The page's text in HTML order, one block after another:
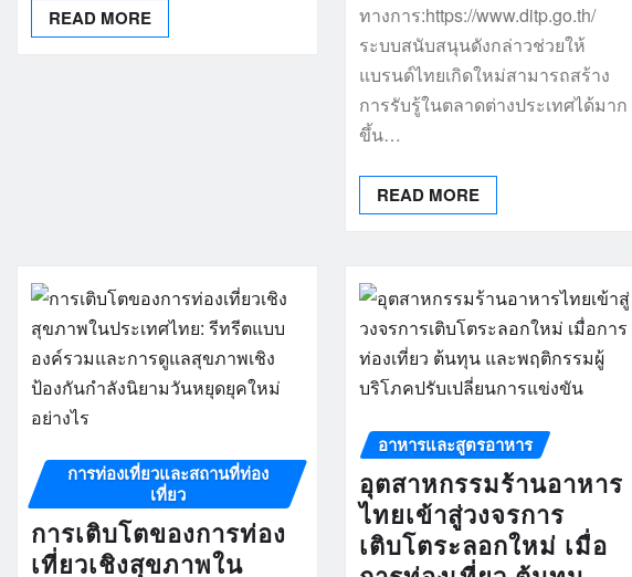
READ MORE
ทางการ:https://www.ditp.go.th/
ระบบสนับสนุนดังกล่าวช่วยให้
แบรนด์ไทยเกิดใหม่สามารถสร้าง
การรับรู้ในตลาดต่างประเทศได้มาก
ขึ้น…
READ MORE
การท่องเที่ยวและสถานที่ท่อง
เที่ยว
การเติบโตของการท่อง
เที่ยวเชิงสุขภาพใน
อาหารและสูตรอาหาร
อุตสาหกรรมร้านอาหาร
ไทยเข้าสู่วงจรการ
เติบโตระลอกใหม่ เมื่อ